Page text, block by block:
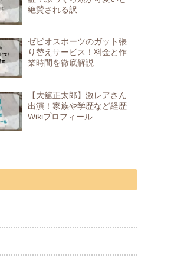
絶賛される訳
ゼビオスポーツのガット張
り替えサービス！料金と作
業時間を徹底解説
【大舘正太郎】激レアさん
出演！家族や学歴など経歴
Wikiプロフィール